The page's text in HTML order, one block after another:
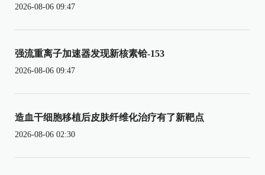
2026-08-06 09:47
强流重离子加速器发现新核素铪-153
2026-08-06 09:47
造血干细胞移植后皮肤纤维化治疗有了新靶点
2026-08-06 02:30